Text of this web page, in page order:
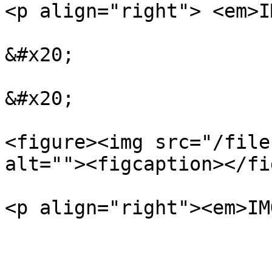
<p align="right">
&#x20;
&#x20;
<figure><img src="/
alt=""><figcaption></
<p